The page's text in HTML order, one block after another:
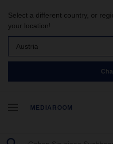
Select a different country, or
your location!
Austria
MEDIAROOM